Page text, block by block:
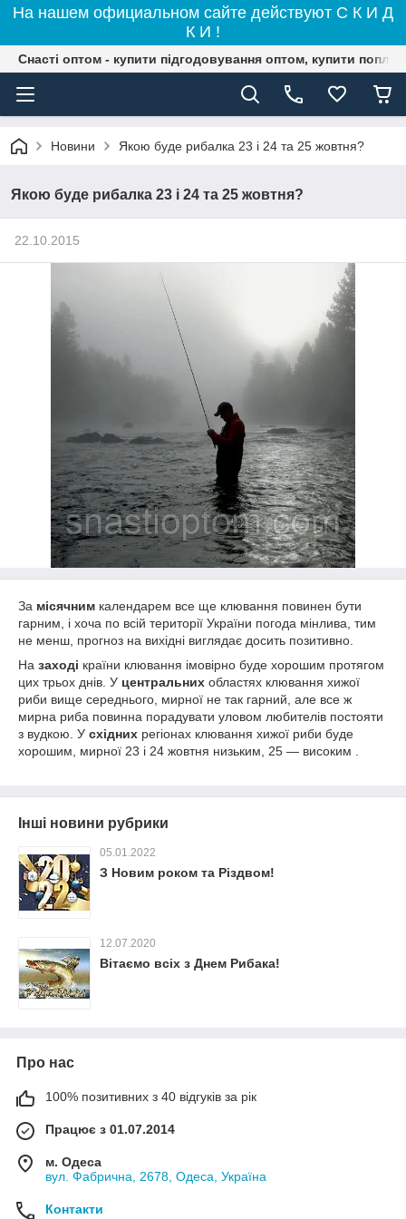
На нашем официальном сайте действуют С К И Д
К И !
Снасті оптом - купити підгодовування оптом, купити
Новини Якою буде рибалка 23 і 24 та 25 жовтня?
Якою буде рибалка 23 і 24 та 25 жовтня?
22.10.2015
За місячним календарем все ще клювання повинен бути
гарним, і хоча по всій території України погода мінлива, тим
не менш, прогноз на вихідні виглядає досить позитивно.
На заході країни клювання імовірно буде хорошим протягом
цих трьох днів. У центральних областях клювання хижої
риби вище середнього, мирної не так гарний, але все ж
мирна риба повинна порадувати уловом любителів постояти
з вудкою. У східних регіонах клювання хижої риби буде
хорошим, мирної 23 і 24 жовтня низьким, 25 ― високим .
Інші новини рубрики
05.01.2022
З Новим роком та Різдвом!
12.07.2020
Вітаємо всіх з Днем Рибака!
Про нас
100% позитивних з 40 відгуків за рік
Працює з 01.07.2014
м. Одеса
вул. Фабрична, 2678, Одеса, Україна
Контакти